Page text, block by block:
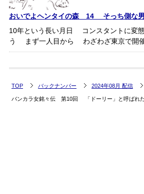
おいでよヘンタイの森 14 そっち側な男
10年という長い月日 コンスタントに変
う まず一人目から わざわざ東京で開
TOP バックナンバー 2024年08月 配信
バンカラ女銘々伝 第10回 「ドーリー」と呼ばれ